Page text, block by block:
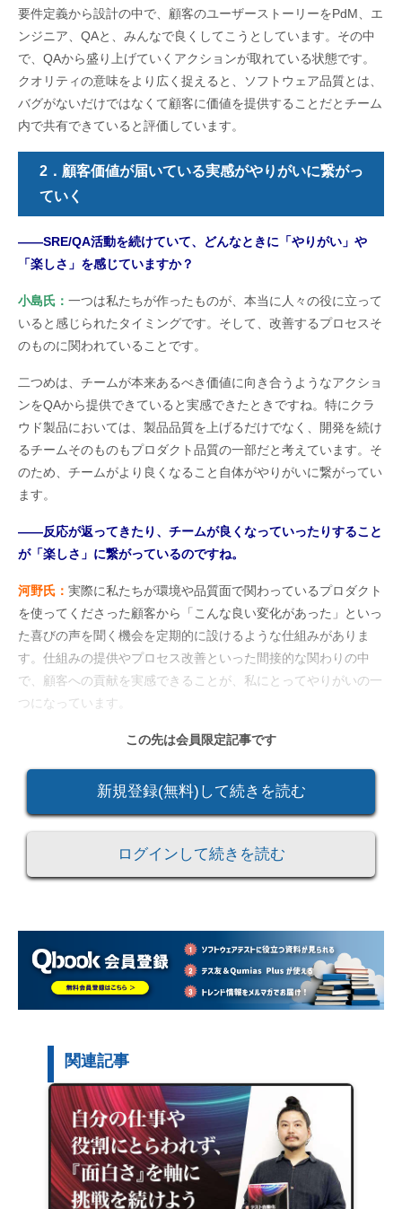
要件定義から設計の中で、顧客のユーザーストーリーをPdM、エ
ンジニア、QAと、みんなで良くしてこうとしています。その中
で、QAから盛り上げていくアクションが取れている状態です。
クオリティの意味をより広く捉えると、ソフトウェア品質とは、
バグがないだけではなくて顧客に価値を提供することだとチーム
内で共有できていると評価しています。
2．顧客価値が届いている実感がやりがいに繋がっ
ていく
――SRE/QA活動を続けていて、どんなときに「やりがい」や
「楽しさ」を感じていますか？
小島氏： 一つは私たちが作ったものが、本当に人々の役に立って
いると感じられたタイミングです。そして、改善するプロセスそ
のものに関われていることです。
二つめは、チームが本来あるべき価値に向き合うようなアクショ
ンをQAから提供できていると実感できたときですね。特にクラ
ウド製品においては、製品品質を上げるだけでなく、開発を続け
るチームそのものもプロダクト品質の一部だと考えています。そ
のため、チームがより良くなること自体がやりがいに繋がってい
ます。
――反応が返ってきたり、チームが良くなっていったりすること
が「楽しさ」に繋がっているのですね。
河野氏： 実際に私たちが環境や品質面で関わっているプロダクト
を使ってくださった顧客から「こんな良い変化があった」といっ
た喜びの声を聞く機会を定期的に設けるような仕組みがありま
す。仕組みの提供やプロセス改善といった間接的な関わりの中
で、顧客への貢献を実感できることが、私にとってやりがいの一
つになっています。
この先は会員限定記事です
新規登録(無料)して続きを読む
ログインして続きを読む
関連記事